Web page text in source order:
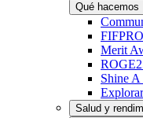
Qué hacemos
Merit
Shine
Salud y